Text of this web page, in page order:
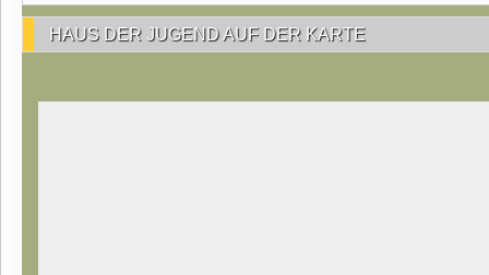
HAUS DER JUGEND AUF DER KARTE